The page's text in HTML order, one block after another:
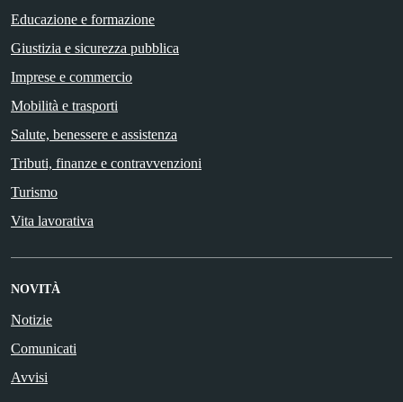
Educazione e formazione
Giustizia e sicurezza pubblica
Imprese e commercio
Mobilità e trasporti
Salute, benessere e assistenza
Tributi, finanze e contravvenzioni
Turismo
Vita lavorativa
NOVITÀ
Notizie
Comunicati
Avvisi